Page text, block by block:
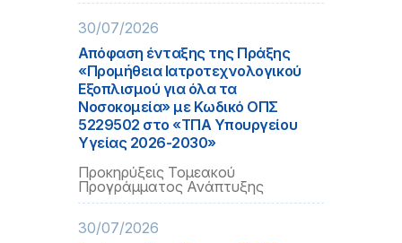
30/07/2026
Απόφαση ένταξης της Πράξης
«Προμήθεια Ιατροτεχνολογικού
Εξοπλισμού για όλα τα
Νοσοκομεία» με Κωδικό ΟΠΣ
5229502 στο «ΤΠΑ Υπουργείου
Υγείας 2026-2030»
Προκηρύξεις Τομεακού
Προγράμματος Ανάπτυξης
30/07/2026